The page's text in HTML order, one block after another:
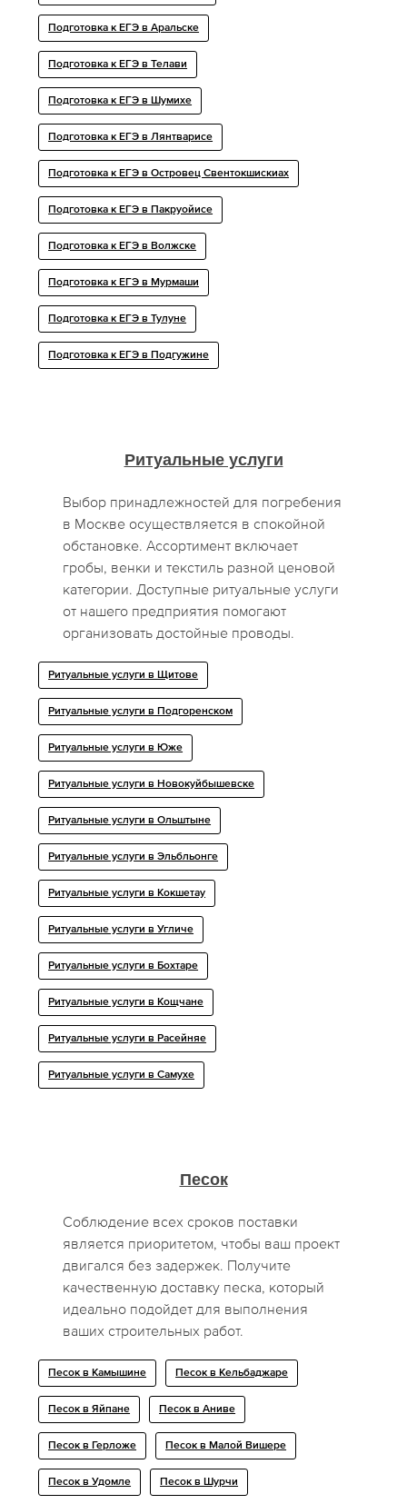
Подготовка к ЕГЭ в Аральске
Подготовка к ЕГЭ в Телави
Подготовка к ЕГЭ в Шумихе
Подготовка к ЕГЭ в Лянтварисе
Подготовка к ЕГЭ в Островец Свентокшискиах
Подготовка к ЕГЭ в Пакруойисе
Подготовка к ЕГЭ в Волжске
Подготовка к ЕГЭ в Мурмаши
Подготовка к ЕГЭ в Тулуне
Подготовка к ЕГЭ в Подгужине
Ритуальные услуги
Выбор принадлежностей для погребения
в Москве осуществляется в спокойной
обстановке. Ассортимент включает
гробы, венки и текстиль разной ценовой
категории. Доступные ритуальные услуги
от нашего предприятия помогают
организовать достойные проводы.
Ритуальные услуги в Щитoве
Ритуальные услуги в Подгоренском
Ритуальные услуги в Юже
Ритуальные услуги в Новокуйбышевске
Ритуальные услуги в Ольштыне
Ритуальные услуги в Эльбльонге
Ритуальные услуги в Кокшетау
Ритуальные услуги в Угличе
Ритуальные услуги в Бохтаре
Ритуальные услуги в Кощчане
Ритуальные услуги в Расейняе
Ритуальные услуги в Самухе
Песок
Соблюдение всех сроков поставки
является приоритетом, чтобы ваш проект
двигался без задержек. Получите
качественную доставку песка, который
идеально подойдет для выполнения
ваших строительных работ.
Песок в Камышине Песок в Кельбаджаре
Песок в Яйпане Песок в Аниве
Песок в Герложе Песок в Малой Вишере
Песок в Удомле Песок в Шурчи